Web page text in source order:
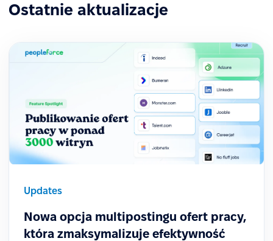
Ostatnie aktualizacje
Updates
Nowa opcja multipostingu ofert pracy,
która zmaksymalizuje efektywność